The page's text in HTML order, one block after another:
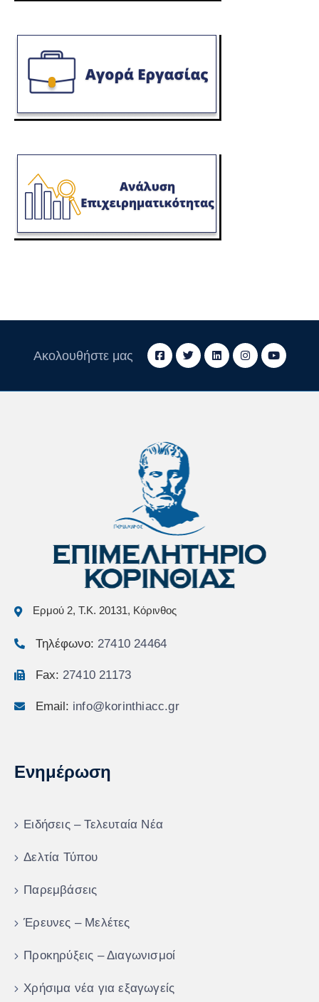
Ακολουθήστε μας
Ερμού 2, Τ.Κ. 20131, Κόρινθος
Τηλέφωνο: 27410 24464
Fax: 27410 21173
Email: info@korinthiacc.gr
Ενημέρωση
Ειδήσεις – Τελευταία Νέα
Δελτία Τύπου
Παρεμβάσεις
Έρευνες – Μελέτες
Προκηρύξεις – Διαγωνισμοί
Χρήσιμα νέα για εξαγωγείς